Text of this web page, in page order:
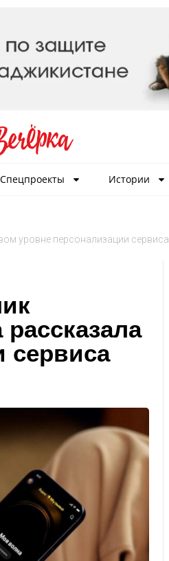
Спецпроекты Истории
уровне персонализации сервиса
сервиса